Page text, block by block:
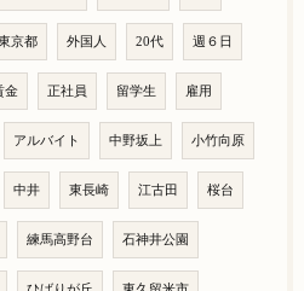
京都 外国人 20代 週６日
金 正社員 留学生 雇用
アルバイト 中野坂上 小竹向原
中井 東長崎 江古田 桜台
練馬高野台 石神井公園